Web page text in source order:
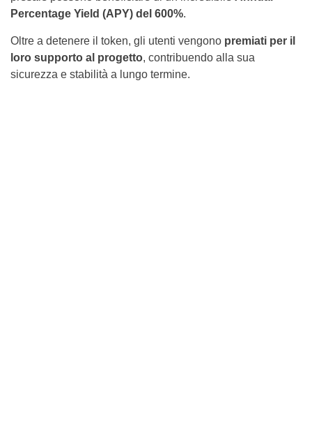
Percentage Yield (APY) del 600%.
Oltre a detenere il token, gli utenti vengono premiati per il
loro supporto al progetto, contribuendo alla sua
sicurezza e stabilità a lungo termine.